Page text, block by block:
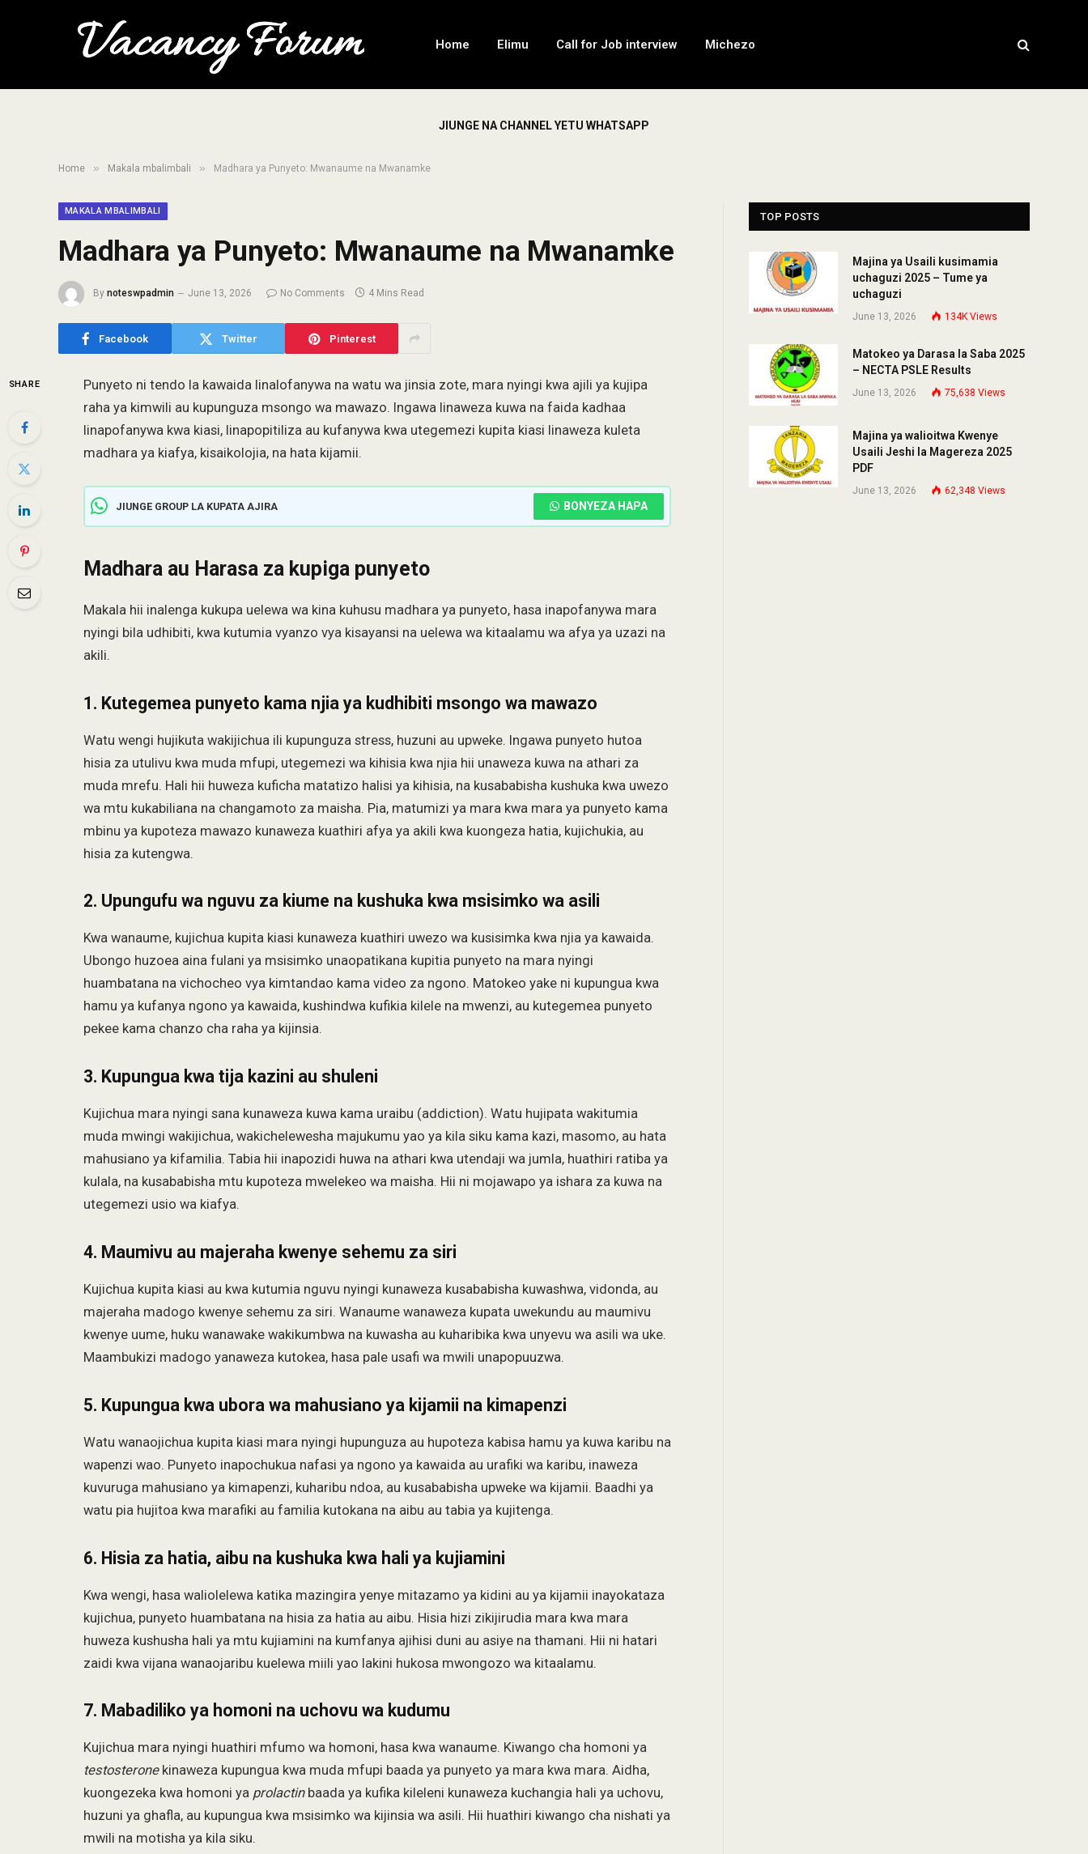
Home Elimu Call for Job interview Michezo
JIUNGE NA CHANNEL YETU WHATSAPP
Home » Makala mbalimbali » Madhara ya Punyeto: Mwanaume na Mwanamke
MAKALA MBALIMBALI
Madhara ya Punyeto: Mwanaume na Mwanamke
By noteswpadmin June 13, 2026 No Comments 4 Mins Read
Facebook Twitter Pinterest
SHARE
Punyeto ni tendo la kawaida linalofanywa na watu wa jinsia zote, mara nyingi kwa ajili ya kujipa
raha ya kimwili au kupunguza msongo wa mawazo. Ingawa linaweza kuwa na faida kadhaa
linapofanywa kwa kiasi, linapopitiliza au kufanywa kwa utegemezi kupita kiasi linaweza kuleta
madhara ya kiafya, kisaikolojia, na hata kijamii.
JIUNGE GROUP LA KUPATA AJIRA BONYEZA HAPA
Madhara au Harasa za kupiga punyeto
Makala hii inalenga kukupa uelewa wa kina kuhusu madhara ya punyeto, hasa inapofanywa mara
nyingi bila udhibiti, kwa kutumia vyanzo vya kisayansi na uelewa wa kitaalamu wa afya ya uzazi na
akili.
1. Kutegemea punyeto kama njia ya kudhibiti msongo wa mawazo
Watu wengi hujikuta wakijichua ili kupunguza stress, huzuni au upweke. Ingawa punyeto hutoa
hisia za utulivu kwa muda mfupi, utegemezi wa kihisia kwa njia hii unaweza kuwa na athari za
muda mrefu. Hali hii huweza kuficha matatizo halisi ya kihisia, na kusababisha kushuka kwa uwezo
wa mtu kukabiliana na changamoto za maisha. Pia, matumizi ya mara kwa mara ya punyeto kama
mbinu ya kupoteza mawazo kunaweza kuathiri afya ya akili kwa kuongeza hatia, kujichukia, au
hisia za kutengwa.
2. Upungufu wa nguvu za kiume na kushuka kwa msisimko wa asili
Kwa wanaume, kujichua kupita kiasi kunaweza kuathiri uwezo wa kusisimka kwa njia ya kawaida.
Ubongo huzoea aina fulani ya msisimko unaopatikana kupitia punyeto na mara nyingi
huambatana na vichocheo vya kimtandao kama video za ngono. Matokeo yake ni kupungua kwa
hamu ya kufanya ngono ya kawaida, kushindwa kufikia kilele na mwenzi, au kutegemea punyeto
pekee kama chanzo cha raha ya kijinsia.
3. Kupungua kwa tija kazini au shuleni
Kujichua mara nyingi sana kunaweza kuwa kama uraibu (addiction). Watu hujipata wakitumia
muda mwingi wakijichua, wakichelewesha majukumu yao ya kila siku kama kazi, masomo, au hata
mahusiano ya kifamilia. Tabia hii inapozidi huwa na athari kwa utendaji wa jumla, huathiri ratiba ya
kulala, na kusababisha mtu kupoteza mwelekeo wa maisha. Hii ni mojawapo ya ishara za kuwa na
utegemezi usio wa kiafya.
4. Maumivu au majeraha kwenye sehemu za siri
Kujichua kupita kiasi au kwa kutumia nguvu nyingi kunaweza kusababisha kuwashwa, vidonda, au
majeraha madogo kwenye sehemu za siri. Wanaume wanaweza kupata uwekundu au maumivu
kwenye uume, huku wanawake wakikumbwa na kuwasha au kuharibika kwa unyevu wa asili wa uke.
Maambukizi madogo yanaweza kutokea, hasa pale usafi wa mwili unapopuuzwa.
5. Kupungua kwa ubora wa mahusiano ya kijamii na kimapenzi
Watu wanaojichua kupita kiasi mara nyingi hupunguza au hupoteza kabisa hamu ya kuwa karibu na
wapenzi wao. Punyeto inapochukua nafasi ya ngono ya kawaida au urafiki wa karibu, inaweza
kuvuruga mahusiano ya kimapenzi, kuharibu ndoa, au kusababisha upweke wa kijamii. Baadhi ya
watu pia hujitoa kwa marafiki au familia kutokana na aibu au tabia ya kujitenga.
6. Hisia za hatia, aibu na kushuka kwa hali ya kujiamini
Kwa wengi, hasa waliolelewa katika mazingira yenye mitazamo ya kidini au ya kijamii inayokataza
kujichua, punyeto huambatana na hisia za hatia au aibu. Hisia hizi zikijirudia mara kwa mara
huweza kushusha hali ya mtu kujiamini na kumfanya ajihisi duni au asiye na thamani. Hii ni hatari
zaidi kwa vijana wanaojaribu kuelewa miili yao lakini hukosa mwongozo wa kitaalamu.
7. Mabadiliko ya homoni na uchovu wa kudumu
Kujichua mara nyingi huathiri mfumo wa homoni, hasa kwa wanaume. Kiwango cha homoni ya
testosteronekinaweza kupungua kwa muda mfupi baada ya punyeto ya mara kwa mara. Aidha,
kuongezeka kwa homoni ya prolactinbaada ya kufika kileleni kunaweza kuchangia hali ya uchovu,
huzuni ya ghafla, au kupungua kwa msisimko wa kijinsia wa asili. Hii huathiri kiwango cha nishati ya
mwili na motisha ya kila siku.
TOP POSTS
Majina ya Usaili kusimamia
uchaguzi 2025 – Tume ya
uchaguzi
June 13, 2026 134K Views
Matokeo ya Darasa la Saba 2025
– NECTA PSLE Results
June 13, 2026 75,638 Views
Majina ya walioitwa Kwenye
Usaili Jeshi la Magereza 2025
PDF
June 13, 2026 62,348 Views